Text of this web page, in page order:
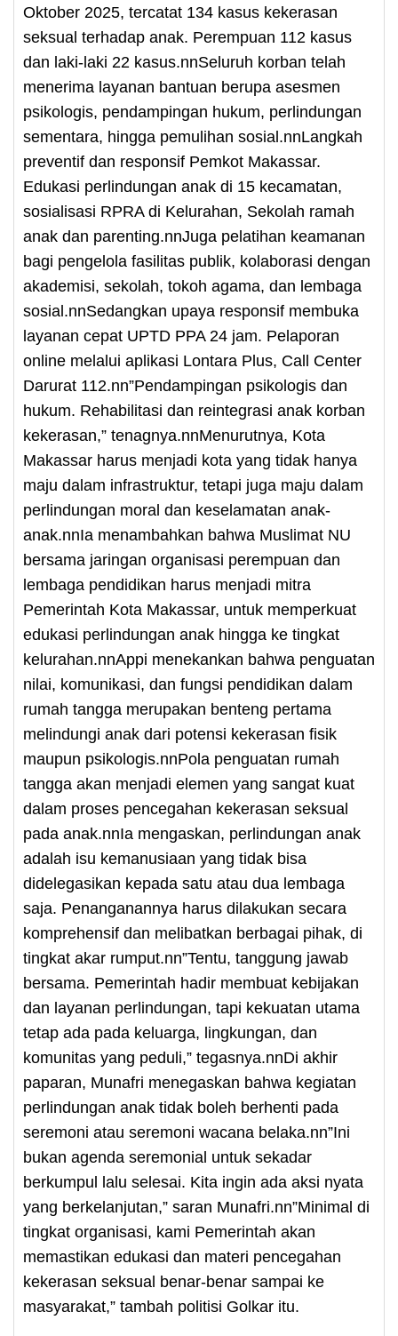
Oktober 2025, tercatat 134 kasus kekerasan
seksual terhadap anak. Perempuan 112 kasus
dan laki-laki 22 kasus.nnSeluruh korban telah
menerima layanan bantuan berupa asesmen
psikologis, pendampingan hukum, perlindungan
sementara, hingga pemulihan sosial.nnLangkah
preventif dan responsif Pemkot Makassar.
Edukasi perlindungan anak di 15 kecamatan,
sosialisasi RPRA di Kelurahan, Sekolah ramah
anak dan parenting.nnJuga pelatihan keamanan
bagi pengelola fasilitas publik, kolaborasi dengan
akademisi, sekolah, tokoh agama, dan lembaga
sosial.nnSedangkan upaya responsif membuka
layanan cepat UPTD PPA 24 jam. Pelaporan
online melalui aplikasi Lontara Plus, Call Center
Darurat 112.nn”Pendampingan psikologis dan
hukum. Rehabilitasi dan reintegrasi anak korban
kekerasan,” tenagnya.nnMenurutnya, Kota
Makassar harus menjadi kota yang tidak hanya
maju dalam infrastruktur, tetapi juga maju dalam
perlindungan moral dan keselamatan anak-
anak.nnIa menambahkan bahwa Muslimat NU
bersama jaringan organisasi perempuan dan
lembaga pendidikan harus menjadi mitra
Pemerintah Kota Makassar, untuk memperkuat
edukasi perlindungan anak hingga ke tingkat
kelurahan.nnAppi menekankan bahwa penguatan
nilai, komunikasi, dan fungsi pendidikan dalam
rumah tangga merupakan benteng pertama
melindungi anak dari potensi kekerasan fisik
maupun psikologis.nnPola penguatan rumah
tangga akan menjadi elemen yang sangat kuat
dalam proses pencegahan kekerasan seksual
pada anak.nnIa mengaskan, perlindungan anak
adalah isu kemanusiaan yang tidak bisa
didelegasikan kepada satu atau dua lembaga
saja. Penanganannya harus dilakukan secara
komprehensif dan melibatkan berbagai pihak, di
tingkat akar rumput.nn”Tentu, tanggung jawab
bersama. Pemerintah hadir membuat kebijakan
dan layanan perlindungan, tapi kekuatan utama
tetap ada pada keluarga, lingkungan, dan
komunitas yang peduli,” tegasnya.nnDi akhir
paparan, Munafri menegaskan bahwa kegiatan
perlindungan anak tidak boleh berhenti pada
seremoni atau seremoni wacana belaka.nn”Ini
bukan agenda seremonial untuk sekadar
berkumpul lalu selesai. Kita ingin ada aksi nyata
yang berkelanjutan,” saran Munafri.nn”Minimal di
tingkat organisasi, kami Pemerintah akan
memastikan edukasi dan materi pencegahan
kekerasan seksual benar-benar sampai ke
masyarakat,” tambah politisi Golkar itu.